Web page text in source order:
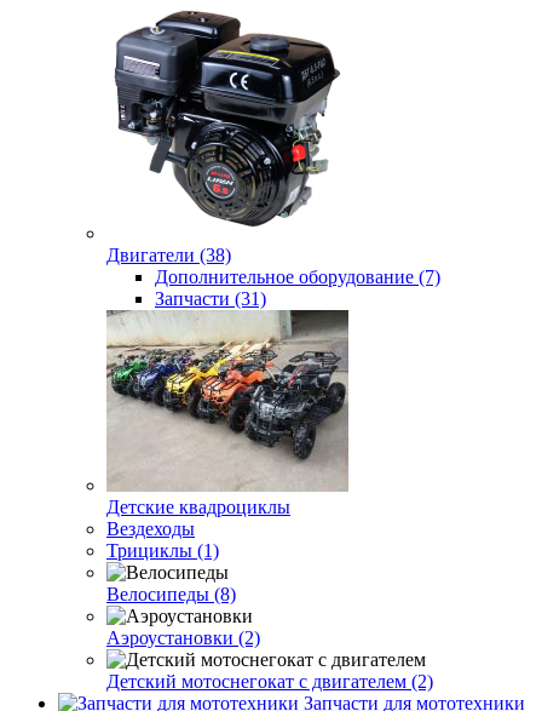
Двигатели (38)
Дополнительное оборудование (7)
Запчасти (31)
Детские квадроциклы
Вездеходы
Трициклы (1)
Велосипеды (8)
Аэроустановки (2)
Детский мотоснегокат с двигателем (2)
Запчасти для мототехники